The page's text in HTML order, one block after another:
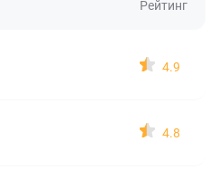
Рейтинг
4.9
4.8